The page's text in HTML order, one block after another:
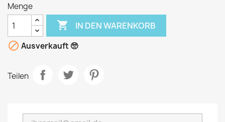
Menge
 IN DEN WARENKORB
 Ausverkauft 🥺
Teilen